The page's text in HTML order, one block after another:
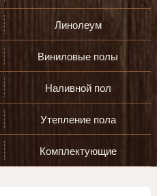
Линолеум
Виниловые полы
Наливной пол
Утепление пола
Комплектующие